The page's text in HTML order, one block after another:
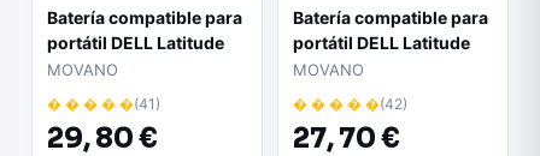
Batería compatible para
portátil DELL Latitude
E7240 11.1V 2700 mAh
MOVANO
� � � � �(41)
29,80 €
Batería compatible para
portátil DELL Latitude
E7240 11.1V 2700 mAh
MOVANO
� � � � �(42)
27,70 €